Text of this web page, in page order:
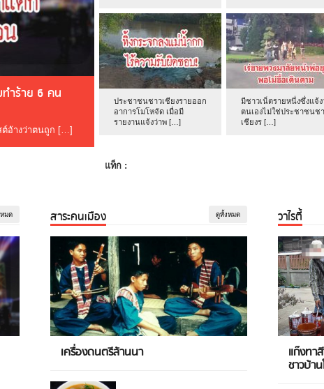
ำร้าย 6 คน
ต์อ้างว่าตนถูก […]
ประชาชนชาวเชียงรายออก
อาการโมโหจัด เมื่อมี
รายงานแจ้งว่าพ […]
มีชาวเน็ตรายหนึ่งซึ่งแจ้ง
ตนเองไม่ใช่ประชาชนช
เชียงร […]
แท็ก :
มด สาระคนเมือง ดูทั้งหมด
เครื่องดนตรีล้านนา
วาไรตี้
แก๊งทา
ชาวบ้า